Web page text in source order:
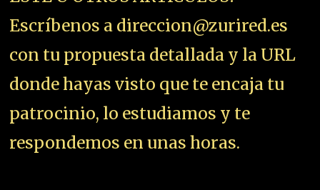
Escríbenos a direccion@zurired.es
con tu propuesta detallada y la URL
donde hayas visto que te encaja tu
patrocinio, lo estudiamos y te
respondemos en unas horas.